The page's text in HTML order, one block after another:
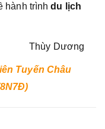
hành trìnhdu lịch
Thùy Dương
Tuyến Châu